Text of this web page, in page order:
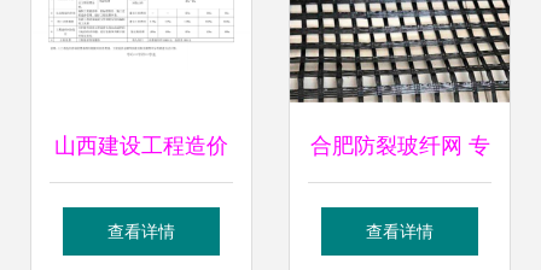
山西建设工程造价
咨询服务收费标准
查看详情
合肥防裂玻纤网 专
业评估基建成本的
查看详情